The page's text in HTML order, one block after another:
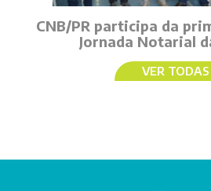
CNB/PR participa da
Jornada Notarial
VER TODAS